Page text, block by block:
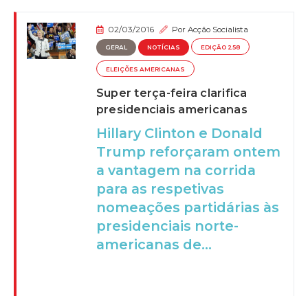
02/03/2016 PorAcção Socialista
GERAL NOTÍCIAS EDIÇÃO 258
ELEIÇÕES AMERICANAS
Super terça-feira clarifica
presidenciais americanas
Hillary Clinton e Donald
Trump reforçaram ontem
a vantagem na corrida
para as respetivas
nomeações partidárias às
presidenciais norte-
americanas de...